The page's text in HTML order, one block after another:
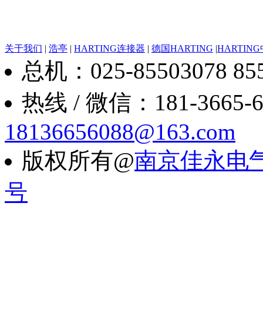
关于我们 | 浩亭 | HARTING连接器 | 德国HARTING |HARTING
总机：025-85503078
热线 / 微信：181-3665-
18136656088@163.com
版权所有@南京佳永电
号